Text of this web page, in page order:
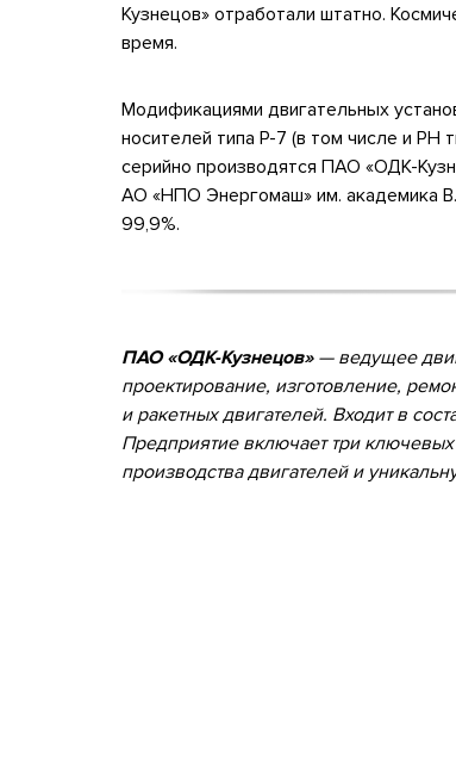
Кузнецов» отработали штатно.
время.
Модификациями двигательных
носителей типа Р-7 (в том числе и РН
серийно производятся ПАО «ОДК-
АО «НПО Энергомаш» им. академика
99,9%.
ПАО «ОДК-Кузнецов»— ведущее
проектирование, изготовление,
и ракетных двигателей. Входит в
Предприятие включает три
производства двигателей и